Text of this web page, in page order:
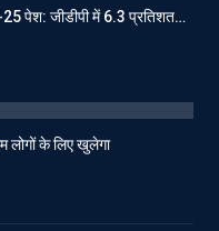
पेश: जीडीपी में 6.3 प्रतिशत…
लोगों के लिए खुलेगा